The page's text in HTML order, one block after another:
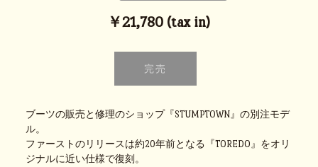
￥21,780 (tax in)
ブーツの販売と修理のショップ『STUMPTOWN』の別注モデ
ル。
ファーストのリリースは約20年前となる『TOREDO』をオリ
ジナルに近い仕様で復刻。